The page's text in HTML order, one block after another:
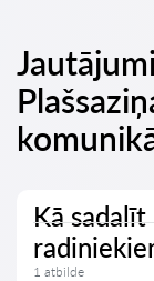
Kā
1 atbilde